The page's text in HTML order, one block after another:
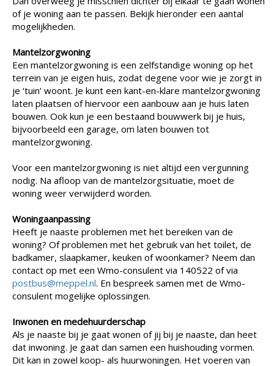
of je woning aan te passen. Bekijk hieronder een aantal
mogelijkheden.
Mantelzorgwoning
Een mantelzorgwoning is een zelfstandige woning op het
terrein van je eigen huis, zodat degene voor wie je zorgt in
je ‘tuin’ woont. Je kunt een kant-en-klare mantelzorgwoning
laten plaatsen of hiervoor een aanbouw aan je huis laten
bouwen. Ook kun je een bestaand bouwwerk bij je huis,
bijvoorbeeld een garage, om laten bouwen tot
mantelzorgwoning.
Voor een mantelzorgwoning is niet altijd een vergunning
nodig. Na afloop van de mantelzorgsituatie, moet de
woning weer verwijderd worden.
Woningaanpassing
Heeft je naaste problemen met het bereiken van de
woning? Of problemen met het gebruik van het toilet, de
badkamer, slaapkamer, keuken of woonkamer? Neem dan
contact op met een Wmo-consulent via 140522 of via
postbus@meppel.nl. En bespreek samen met de Wmo-
consulent mogelijke oplossingen.
Inwonen en medehuurderschap
Als je naaste bij je gaat wonen of jij bij je naaste, dan heet
dat inwoning. Je gaat dan samen een huishouding vormen.
Dit kan in zowel koop- als huurwoningen. Het voeren van